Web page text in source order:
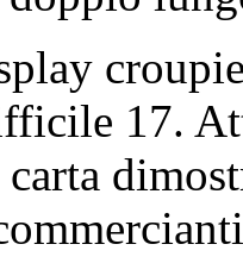
17.